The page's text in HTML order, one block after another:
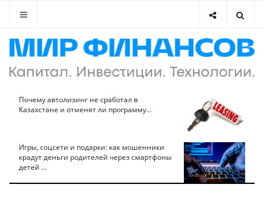
Почему автолизинг не сработал в
Казахстане и отменят ли программу...
Игры, соцсети и подарки: как мошенники
крадут деньги родителей через смартфоны
детей ...